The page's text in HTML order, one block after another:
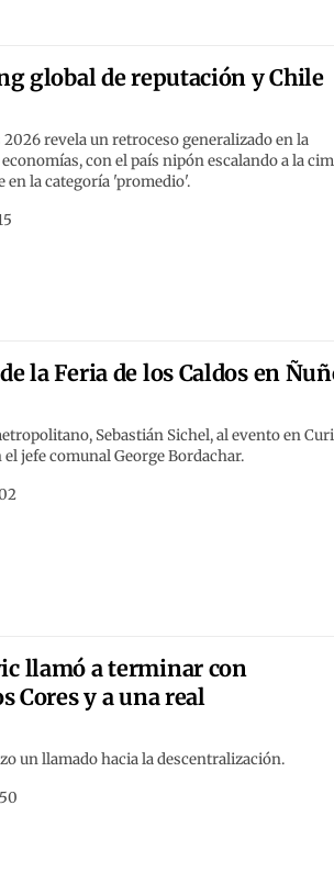
global de reputación y Chile
revela un retroceso generalizado en la
con el país nipón escalando a la
la categoría 'promedio'.
la Feria de los Caldos en
Sebastián Sichel, al evento en
jefe comunal George Bordachar.
llamó a terminar con
Cores y a una real
un llamado hacia la descentralización.